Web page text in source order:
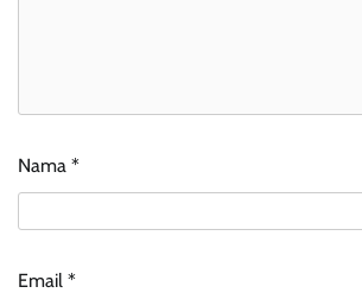
Nama *
Email *